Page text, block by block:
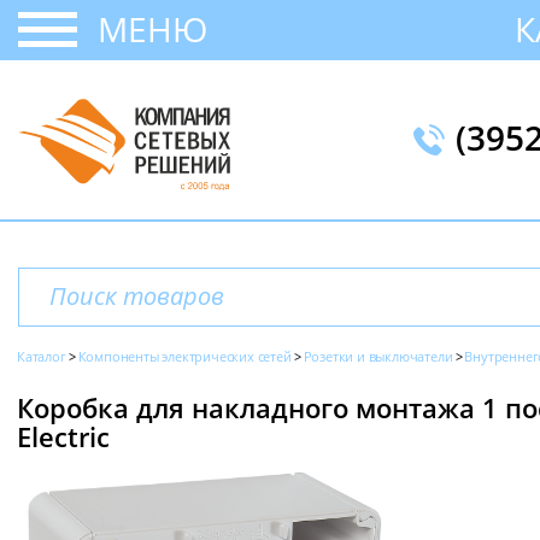
МЕНЮ
Каталог Компоненты электрических сетей Розетки и выключатели
Коробка для накладного монтажа 1
Electric